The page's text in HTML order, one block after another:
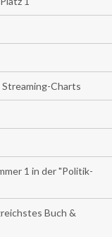
Charts
1 in der "Politik-
Buch &